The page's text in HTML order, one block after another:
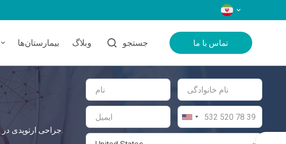
زبان‌ها
بیمارستان‌ها وبلاگ جستجو تماس با ما
جراحی ارتوپدی در ترکیه استانداردهای بالای مراقبت را تضمین می‌کند و راه‌حل کاملی و ایمنی برای نیازهای سلامتی شما ارائه می‌دهد.